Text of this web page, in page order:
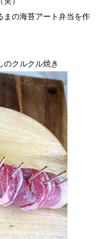
まの海苔アート弁当を作
のクルクル焼き